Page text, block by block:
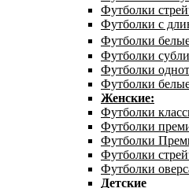
Футболки
Футболки с
Футболки
Футболки
Футболки
Футболки
Женские:
Футболки
Футболки
Футболки
Футболки
Футболки
Детские